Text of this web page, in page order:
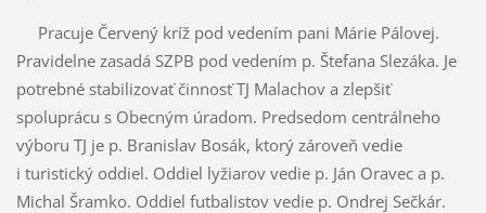
Pracuje Červený kríž pod vedením pani Márie Pálovej.
Pravidelne zasadá SZPB pod vedením p. Štefana Slezáka. Je
potrebné stabilizovať činnosť TJ Malachov a zlepšiť
spoluprácu s Obecným úradom. Predsedom centrálneho
výboru TJ je p. Branislav Bosák, ktorý zároveň vedie
i turistický oddiel. Oddiel lyžiarov vedie p. Ján Oravec a p.
Michal Šramko. Oddiel futbalistov vedie p. Ondrej Sečkár.